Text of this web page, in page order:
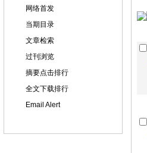
网络首发
当期目录
文章检索
过刊浏览
摘要点击排行
全文下载排行
Email Alert